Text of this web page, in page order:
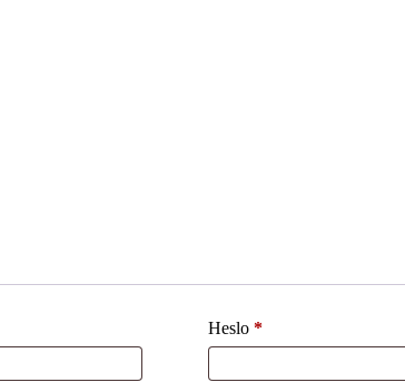
Heslo*